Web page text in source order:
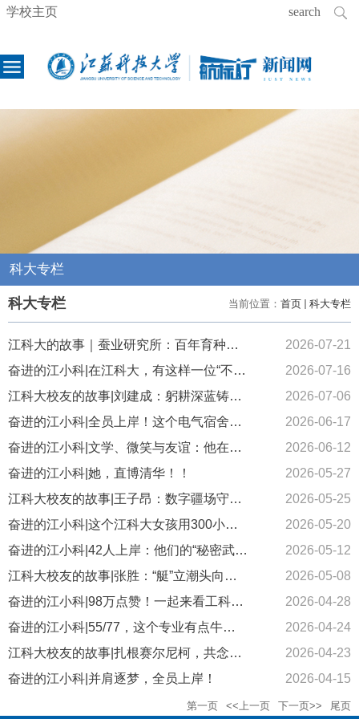
学校主页
科大专栏
当前位置： 首页 科大专栏
科大专栏
江科大的故事｜蚕业研究所：百年育种薪火赓续 科创赋能蚕桑新篇
2026-07-21
奋进的江小科|在江科大，有这样一位“不务正业”的理工科女生
2026-07-16
江科大校友的故事|刘建成：躬耕深蓝铸重器
2026-07-06
奋进的江小科|全员上岸！这个电气宿舍的成长密码是……
2026-06-17
奋进的江小科|文学、微笑与友谊：他在莫尔多瓦国立大学的留学时光
2026-06-12
奋进的江小科|她，直博清华！！
2026-05-27
江科大校友的故事|王子昂：数字疆场守护者
2026-05-25
奋进的江小科|这个江科大女孩用300小时写就“感恩”的青春答案！！
2026-05-20
奋进的江小科|42人上岸：他们的“秘密武器”不是熬夜，而是……
2026-05-12
江科大校友的故事|张胜：“艇”立潮头向深蓝
2026-05-08
奋进的江小科|98万点赞！一起来看工科男孩的“破圈”实验
2026-04-28
奋进的江小科|55/77，这个专业有点牛！！
2026-04-24
江科大校友的故事|扎根赛尔尼柯，共念母校情深
2026-04-23
奋进的江小科|并肩逐梦，全员上岸！
2026-04-15
第一页 <<上一页 下一页>> 尾页